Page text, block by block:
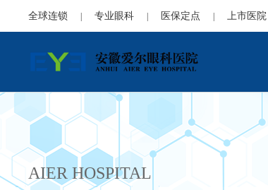
全球连锁 | 专业眼科 | 医保定点 | 上市医院
AIER HOSPITAL